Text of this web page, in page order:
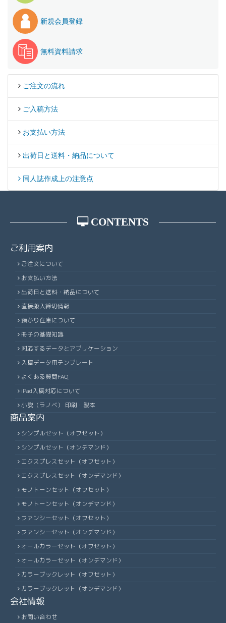
新規会員登録
無料資料請求
ご注文の流れ
ご入稿方法
お支払い方法
出荷日と送料・納品について
同人誌作成上の注意点
CONTENTS
ご利用案内
ご注文について
お支払い方法
出荷日と送料・納品について
直接搬入締切情報
預かり在庫について
冊子の基礎知識
対応するデータとアプリケーション
入稿データ用テンプレート
よくある質問FAQ
iPad入稿対応について
小説（ラノベ） 印刷・製本
商品案内
シンプルセット（オフセット）
シンプルセット（オンデマンド）
エクスプレスセット（オフセット）
エクスプレスセット（オンデマンド）
モノトーンセット（オフセット）
モノトーンセット（オンデマンド）
ファンシーセット（オフセット）
ファンシーセット（オンデマンド）
オールカラーセット（オフセット）
オールカラーセット（オンデマンド）
カラーブックレット（オフセット）
カラーブックレット（オンデマンド）
会社情報
お問い合わせ